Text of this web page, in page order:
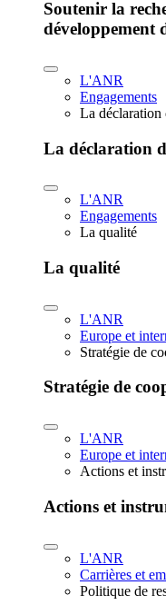
Soutenir la
développement
L'ANR
Engagements
La déclaration
La déclaration
L'ANR
Engagements
La qualité
La qualité
L'ANR
Europe et
Stratégie de
Stratégie de
L'ANR
Europe et
Actions et
Actions et
L'ANR
Carrières et
Politique de